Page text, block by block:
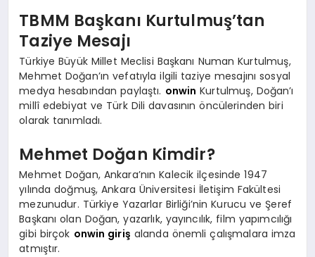
TBMM Başkanı Kurtulmuş’tan
Taziye Mesajı
Türkiye Büyük Millet Meclisi Başkanı Numan Kurtulmuş,
Mehmet Doğan’ın vefatıyla ilgili taziye mesajını sosyal
medya hesabından paylaştı. onwin Kurtulmuş, Doğan’ı
millî edebiyat ve Türk Dili davasının öncülerinden biri
olarak tanımladı.
Mehmet Doğan Kimdir?
Mehmet Doğan, Ankara’nın Kalecik ilçesinde 1947
yılında doğmuş, Ankara Üniversitesi İletişim Fakültesi
mezunudur. Türkiye Yazarlar Birliği’nin Kurucu ve Şeref
Başkanı olan Doğan, yazarlık, yayıncılık, film yapımcılığı
gibi birçok onwin giriş alanda önemli çalışmalara imza
atmıştır.